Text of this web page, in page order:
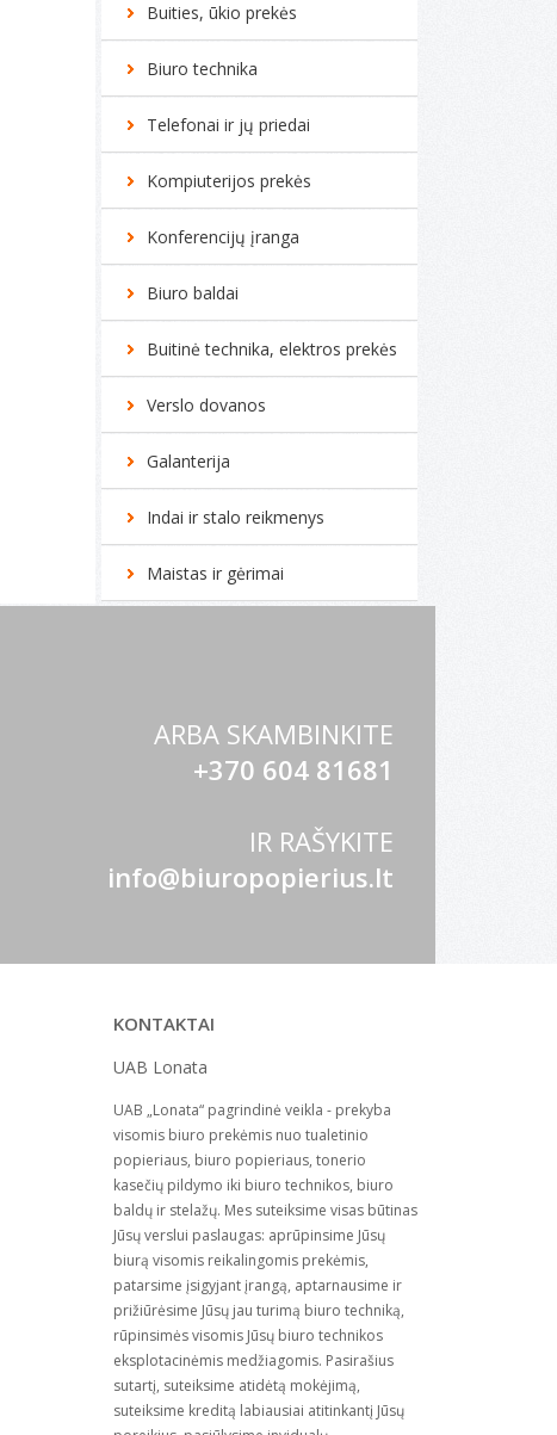
Buities, ūkio prekės
Biuro technika
Telefonai ir jų priedai
Kompiuterijos prekės
Konferencijų įranga
Biuro baldai
Buitinė technika, elektros prekės
Verslo dovanos
Galanterija
Indai ir stalo reikmenys
Maistas ir gėrimai
ARBA SKAMBINKITE
+370 604 81681
IR RAŠYKITE
info@biuropopierius.lt
KONTAKTAI
UAB Lonata
UAB „Lonata“ pagrindinė veikla - prekyba
visomis biuro prekėmis nuo tualetinio
popieriaus, biuro popieriaus, tonerio
kasečių pildymo iki biuro technikos, biuro
baldų ir stelažų. Mes suteiksime visas būtinas
Jūsų verslui paslaugas: aprūpinsime Jūsų
biurą visomis reikalingomis prekėmis,
patarsime įsigyjant įrangą, aptarnausime ir
prižiūrėsime Jūsų jau turimą biuro techniką,
rūpinsimės visomis Jūsų biuro technikos
eksplotacinėmis medžiagomis. Pasirašius
sutartį, suteiksime atidėtą mokėjimą,
suteiksime kreditą labiausiai atitinkantį Jūsų